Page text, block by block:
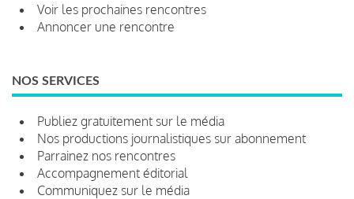
Voir les prochaines rencontres
Annoncer une rencontre
NOS SERVICES
Publiez gratuitement sur le média
Nos productions journalistiques sur abonnement
Parrainez nos rencontres
Accompagnement éditorial
Communiquez sur le média